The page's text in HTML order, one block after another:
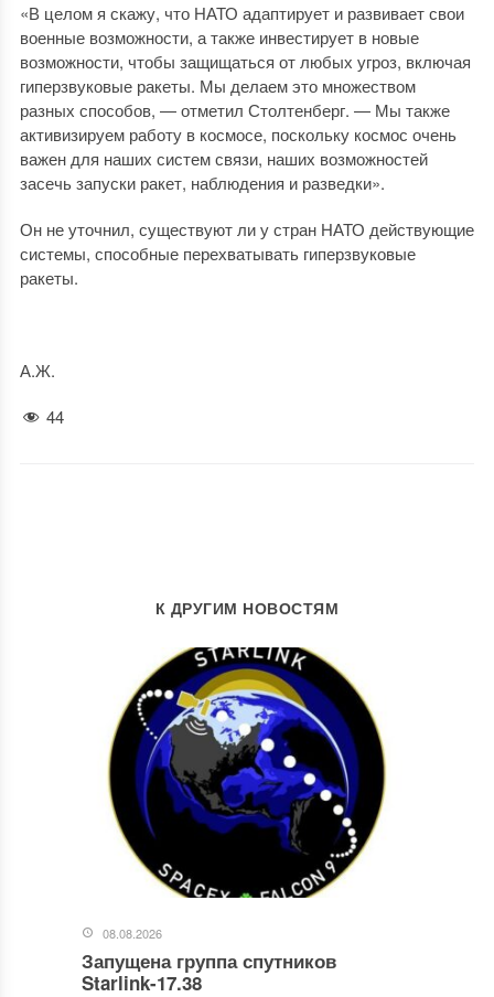
«В целом я скажу, что НАТО адаптирует и развивает свои
военные возможности, а также инвестирует в новые
возможности, чтобы защищаться от любых угроз, включая
гиперзвуковые ракеты. Мы делаем это множеством
разных способов, — отметил Столтенберг. — Мы также
активизируем работу в космосе, поскольку космос очень
важен для наших систем связи, наших возможностей
засечь запуски ракет, наблюдения и разведки».
Он не уточнил, существуют ли у стран НАТО действующие
системы, способные перехватывать гиперзвуковые
ракеты.
А.Ж.
44
К ДРУГИМ НОВОСТЯМ
08.08.2026
Запущена группа спутников
Starlink-17.38